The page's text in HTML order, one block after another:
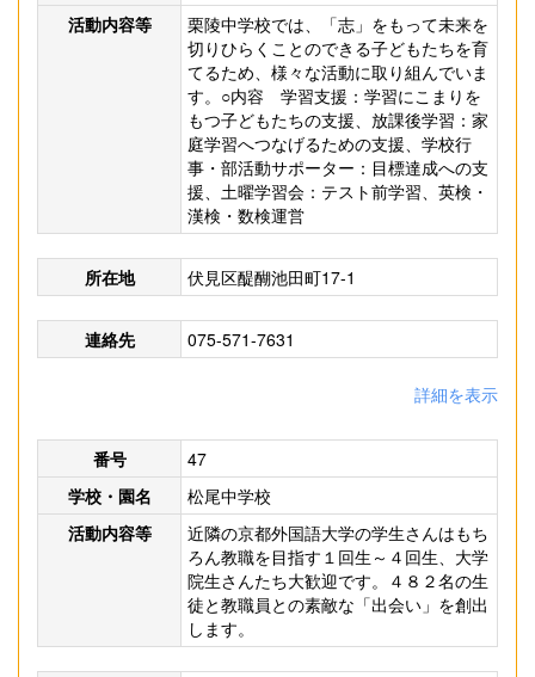
活動内容等
栗陵中学校では、「志」をもって未来を
切りひらくことのできる子どもたちを育
てるため、様々な活動に取り組んでいま
す。○内容 学習支援：学習にこまりを
もつ子どもたちの支援、放課後学習：家
庭学習へつなげるための支援、学校行
事・部活動サポーター：目標達成への支
援、土曜学習会：テスト前学習、英検・
漢検・数検運営
所在地 伏見区醍醐池田町17-1
連絡先 075-571-7631
詳細を表示
番号
47
学校・園名
松尾中学校
活動内容等
近隣の京都外国語大学の学生さんはもち
ろん教職を目指す１回生～４回生、大学
院生さんたち大歓迎です。４８２名の生
徒と教職員との素敵な「出会い」を創出
します。